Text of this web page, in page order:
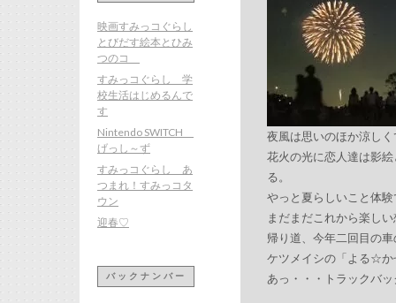
夜風は思いのほか涼し
花火の光に恋人達は影
る。
やっと夏らしいこと体
まだまだこれから楽し
帰り道、今年二回目の
ケツメイシの「よる☆
あっ・・・トラックバ
映画すみっコぐらし
とびだす絵本とひみ
つのコ
すみっコぐらし 学
校生活はじめるんで
す
Nintendo SWITCH
げっし～ず
すみっコぐらし あ
つまれ！すみっコタ
ウン
迎春♡
バックナンバー